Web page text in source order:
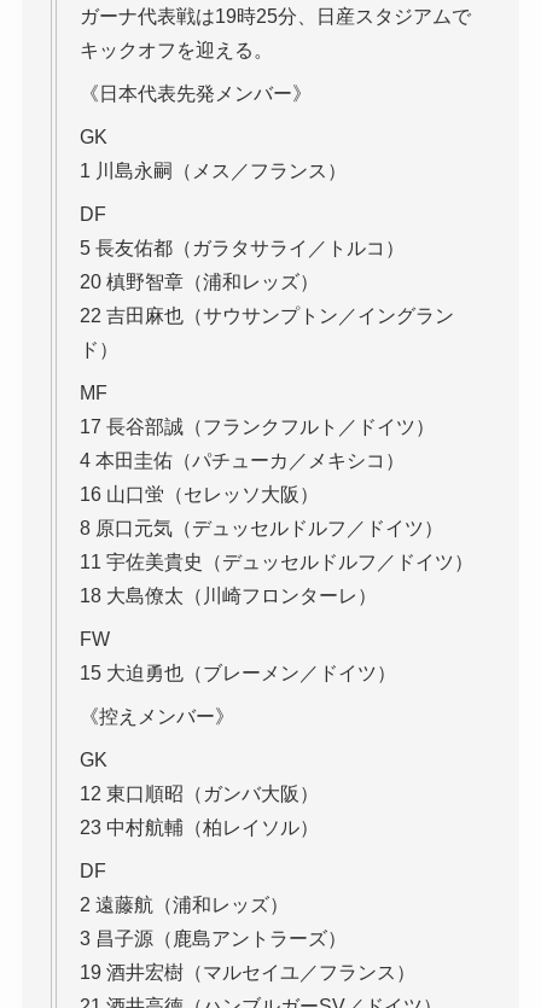
ガーナ代表戦は19時25分、日産スタジアムで
キックオフを迎える。
《日本代表先発メンバー》
GK
1 川島永嗣（メス／フランス）
DF
5 長友佑都（ガラタサライ／トルコ）
20 槙野智章（浦和レッズ）
22 吉田麻也（サウサンプトン／イングラン
ド）
MF
17 長谷部誠（フランクフルト／ドイツ）
4 本田圭佑（パチューカ／メキシコ）
16 山口蛍（セレッソ大阪）
8 原口元気（デュッセルドルフ／ドイツ）
11 宇佐美貴史（デュッセルドルフ／ドイツ）
18 大島僚太（川崎フロンターレ）
FW
15 大迫勇也（ブレーメン／ドイツ）
《控えメンバー》
GK
12 東口順昭（ガンバ大阪）
23 中村航輔（柏レイソル）
DF
2 遠藤航（浦和レッズ）
3 昌子源（鹿島アントラーズ）
19 酒井宏樹（マルセイユ／フランス）